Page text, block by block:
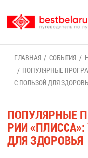
ГЛАВ­НАЯ СО­БЫ­ТИЯ
ПО­ПУ­ЛЯР­НЫЕ
С ПОЛЬ­ЗОЙ ДЛЯ
ПО­ПУ­ЛЯР­НЫЕ
РИИ
ДЛЯ ЗДО­РО­ВЬЯ